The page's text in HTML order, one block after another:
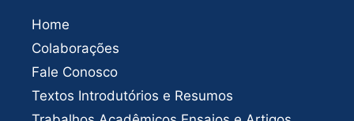
Home
Colaborações
Fale Conosco
Textos Introdutórios e Resumos